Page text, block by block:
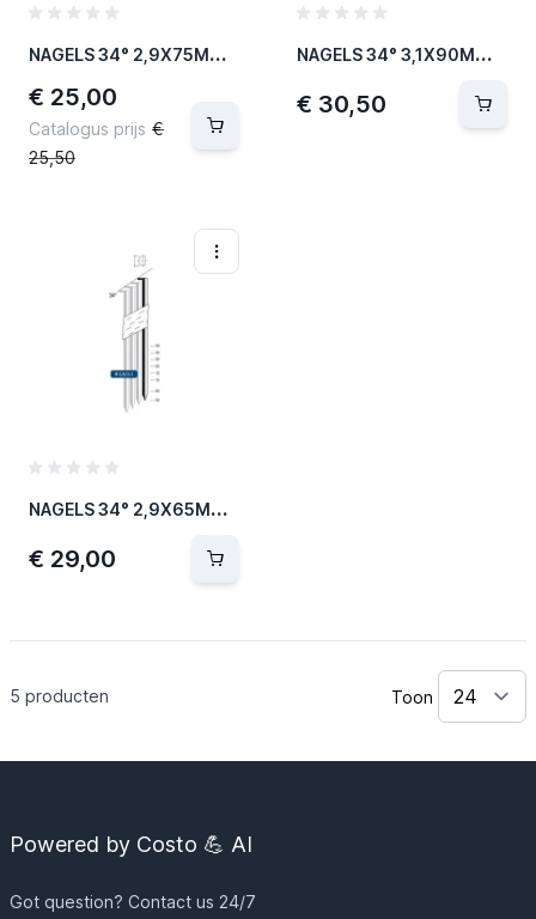
N
AGELS 34° 2,9X75MM RING 2000PCS
Speciale prijs
€ 25,00
Catalogus prijs €
25,50
N
AGELS 34° 3,1X90MM RING 2000PCS
€ 30,50
N
AGELS 34° 2,9X65MM 3000PCS
€ 29,00
5 producten Toon
Powered by Costo 💪 AI
Got question? Contact us 24/7